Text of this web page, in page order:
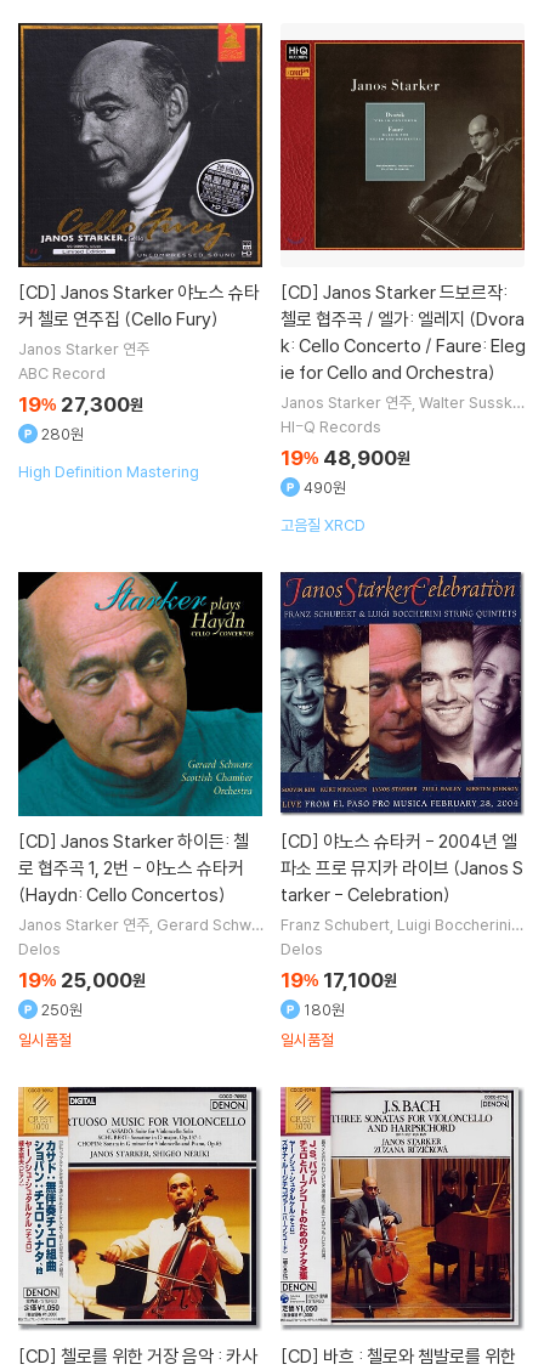
[CD] Janos Starker 야노스 슈타
커 첼로 연주집 (Cello Fury)
Janos Starker 연주
ABC Record
19% 27,300원
280원
High Definition Mastering
[CD] Janos Starker 드보르작:
첼로 협주곡 / 엘가: 엘레지 (Dvora
k: Cello Concerto / Faure: Eleg
ie for Cello and Orchestra)
Janos Starker 연주 Walter Susskin
d지휘 Philharmonia Orchestra
HI-Q Records
19% 48,900원
490원
고음질 XRCD
[CD] Janos Starker 하이든: 첼
로 협주곡 1, 2번 - 야노스 슈타커
(Haydn: Cello Concertos)
Janos Starker 연주 Gerard Schwa
rz지휘
Delos
19% 25,000원
250원
일시품절
[CD] 야노스 슈타커 - 2004년 엘
파소 프로 뮤지카 라이브 (Janos S
tarker - Celebration)
Franz Schubert Luigi Boccherini
작곡 Janos Starker
Delos
19% 17,100원
180원
일시품절
[CD] 첼로를 위한 거장 음악 : 카사
[CD] 바흐 : 첼로와 쳄발로를 위한